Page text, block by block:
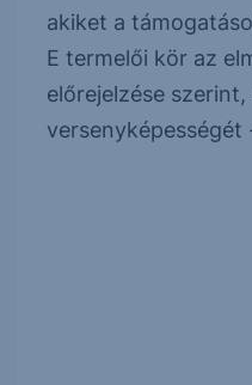
akiket a
E termelői kör az
előrejelzése